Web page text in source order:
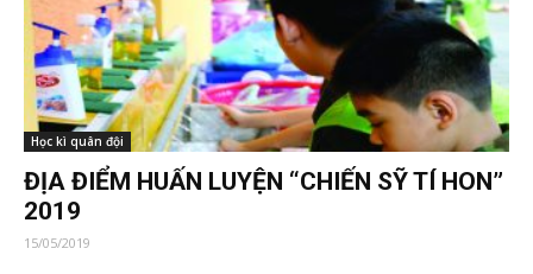
Học kì quân đội
ĐỊA ĐIỂM HUẤN LUYỆN “CHIẾN SỸ TÍ HON”
2019
15/05/2019